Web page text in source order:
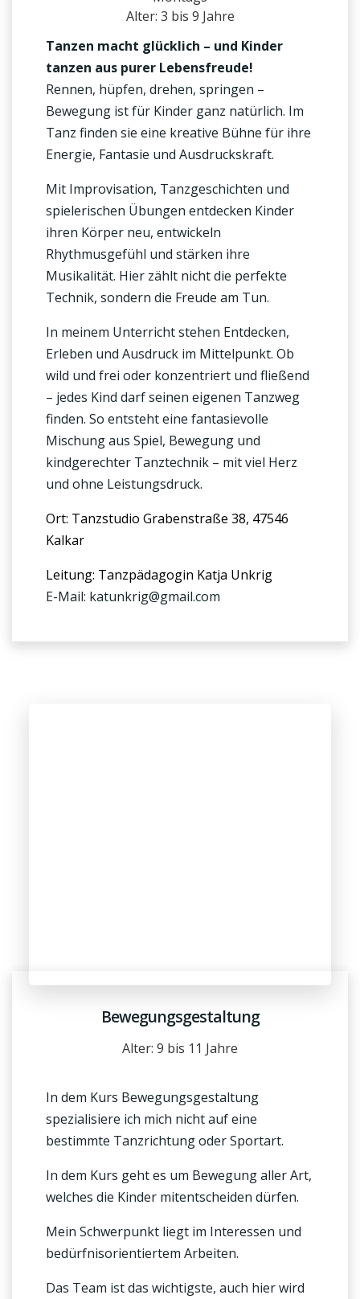
Alter: 3 bis 9 Jahre
Tanzen macht glücklich – und Kinder
tanzen aus purer Lebensfreude!
Rennen, hüpfen, drehen, springen –
Bewegung ist für Kinder ganz natürlich. Im
Tanz finden sie eine kreative Bühne für ihre
Energie, Fantasie und Ausdruckskraft.
Mit Improvisation, Tanzgeschichten und
spielerischen Übungen entdecken Kinder
ihren Körper neu, entwickeln
Rhythmusgefühl und stärken ihre
Musikalität. Hier zählt nicht die perfekte
Technik, sondern die Freude am Tun.
In meinem Unterricht stehen Entdecken,
Erleben und Ausdruck im Mittelpunkt. Ob
wild und frei oder konzentriert und fließend
– jedes Kind darf seinen eigenen Tanzweg
finden. So entsteht eine fantasievolle
Mischung aus Spiel, Bewegung und
kindgerechter Tanztechnik – mit viel Herz
und ohne Leistungsdruck.
Ort: Tanzstudio Grabenstraße 38, 47546
Kalkar
Leitung: Tanzpädagogin Katja Unkrig
E-Mail: katunkrig@gmail.com
Bewegungsgestaltung
Alter: 9 bis 11 Jahre
In dem Kurs Bewegungsgestaltung
spezialisiere ich mich nicht auf eine
bestimmte Tanzrichtung oder Sportart.
In dem Kurs geht es um Bewegung aller Art,
welches die Kinder mitentscheiden dürfen.
Mein Schwerpunkt liegt im Interessen und
bedürfnisorientiertem Arbeiten.
Das Team ist das wichtigste, auch hier wird